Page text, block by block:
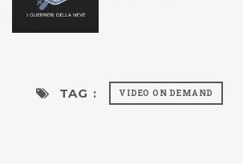
TAG : VIDEO ON DEMAND